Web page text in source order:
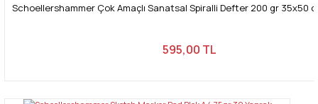
Schoellershammer Çok Amaçlı Sanatsal Spiralli Defter 200 gr 35x50
595,00 TL